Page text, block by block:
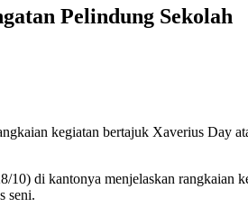
Pelindung Sekolah
kegiatan bertajuk Xaverius Day
di kantonya menjelaskan rangkaian
seni.